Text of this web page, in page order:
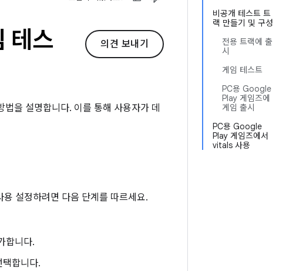
비공개 테스트 트
랙 만들기 및 구성
전용 트랙에 출
시
게임 테스트
PC용 Google
Play 게임즈에
게임 출시
PC용 Google
Play 게임즈에서
vitals 사용
의견 보내기
테스
을 설명합니다. 이를 통해 사용자가 데
설정하려면 다음 단계를 따르세요.
합니다.
택합니다.